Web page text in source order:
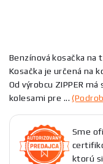
Benzínová kosačka na
Kosačka je určená na
Od výrobcu ZIPPER
kolesami pre ...
Sme
ktorú